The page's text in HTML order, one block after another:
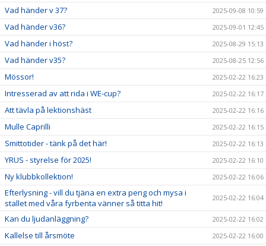
Vad händer v 37? 2025-09-08 10:59
Vad händer v36? 2025-09-01 12:45
Vad händer i höst? 2025-08-29 15:13
Vad händer v35? 2025-08-25 12:56
Mössor! 2025-02-22 16:23
Intresserad av att rida i WE-cup? 2025-02-22 16:17
Att tävla på lektionshäst 2025-02-22 16:16
Mulle Caprilli 2025-02-22 16:15
Smittotider - tänk på det här! 2025-02-22 16:13
YRUS - styrelse för 2025! 2025-02-22 16:10
Ny klubbkollektion! 2025-02-22 16:06
Efterlysning - vill du tjäna en extra peng och mysa i
stallet med våra fyrbenta vänner så titta hit!
2025-02-22 16:04
Kan du ljudanläggning? 2025-02-22 16:02
Kallelse till årsmöte 2025-02-22 16:00